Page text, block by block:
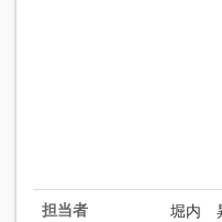
担当者
堀内